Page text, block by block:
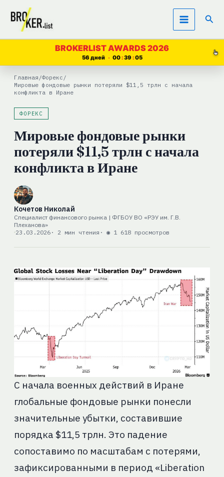
Перейти
содержимому
BROKERLIST AWARDS 2026
56 дней 00 39 04
Главная /Форекс /
Мировые фондовые рынки потеряли $11,5 трлн с начала
конфликта в Иране
ФОРЕКС
Мировые фондовые рынки
потеряли $11,5 трлн с начала
конфликта в Иране
Кочетов Николай
Специалист финансового рынка | ФГБОУ ВО «РЭУ им. Г.В.
Плеханова»
23.03.2026· 2 мин чтения · ◉ 1 618 просмотров
С начала военных действий в Иране
глобальные фондовые рынки понесли
значительные убытки, составившие
порядка $11,5 трлн. Это падение
сопоставимо по масштабам с потерями,
зафиксированными в период «Liberation